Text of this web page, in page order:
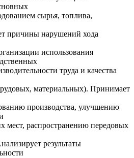
сырья, топлива,
причины нарушений хода
использования
труда и качества
материальных). Принимает
производства, улучшению
мест, распространению передовых
результаты